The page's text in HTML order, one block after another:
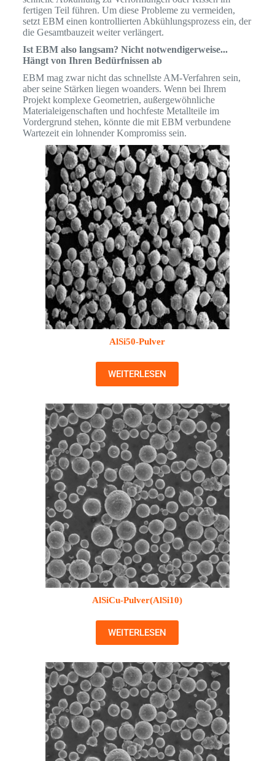
fertigen Teil führen. Um diese Probleme zu vermeiden,
setzt EBM einen kontrollierten Abkühlungsprozess ein, der
die Gesamtbauzeit weiter verlängert.
Ist EBM also langsam? Nicht notwendigerweise...
Hängt von Ihren Bedürfnissen ab
EBM mag zwar nicht das schnellste AM-Verfahren sein,
aber seine Stärken liegen woanders. Wenn bei Ihrem
Projekt komplexe Geometrien, außergewöhnliche
Materialeigenschaften und hochfeste Metallteile im
Vordergrund stehen, könnte die mit EBM verbundene
Wartezeit ein lohnender Kompromiss sein.
AlSi50-Pulver
WEITERLESEN
AlSiCu-Pulver(AlSi10)
WEITERLESEN